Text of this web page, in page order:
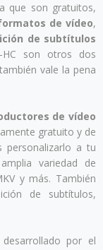
que son gratuitos,
de vídeo,
de subtítulos
son otros dos
vale la pena
de vídeo
gratuito y de
personalizarlo a tu
variedad de
y más. También
de subtítulos,
por el